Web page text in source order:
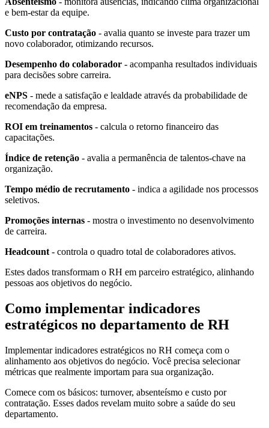
e bem-estar da equipe.
Custo por contratação - avalia quanto se investe para trazer um
novo colaborador, otimizando recursos.
Desempenho do colaborador - acompanha resultados individuais
para decisões sobre carreira.
eNPS - mede a satisfação e lealdade através da probabilidade de
recomendação da empresa.
ROI em treinamentos - calcula o retorno financeiro das
capacitações.
Índice de retenção - avalia a permanência de talentos-chave na
organização.
Tempo médio de recrutamento - indica a agilidade nos processos
seletivos.
Promoções internas - mostra o investimento no desenvolvimento
de carreira.
Headcount - controla o quadro total de colaboradores ativos.
Estes dados transformam o RH em parceiro estratégico, alinhando
pessoas aos objetivos do negócio.
Como implementar indicadores
estratégicos no departamento de RH
Implementar indicadores estratégicos no RH começa com o
alinhamento aos objetivos do negócio. Você precisa selecionar
métricas que realmente importam para sua organização.
Comece com os básicos: turnover, absenteísmo e custo por
contratação. Esses dados revelam muito sobre a saúde do seu
departamento.